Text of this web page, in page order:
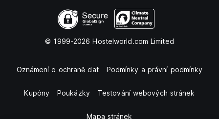
© 1999-2026 Hostelworld.com Limited
Oznámení o ochraně dat Podmínky a právní podmínky
Kupóny Poukázky Testování webových stránek
Mapa stránek